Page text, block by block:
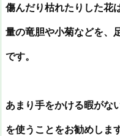
傷んだり枯れたりした花
量の竜胆や小菊などを、
です。
あまり手をかける暇がな
を使うことをお勧めします